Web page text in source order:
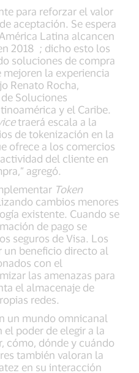
para reforzar el valor
aceptación. Se espera
Latina alcancen
2018 ; dicho esto los
soluciones de compra
la experiencia
Renato Rocha,
Soluciones
y el Caribe.
traerá escala a la
de tokenización en la
ofrece a los comercios
del cliente en
agregó.
Token
cambios menores
existente. Cuando se
de pago se
seguros de Visa. Los
un beneficio directo al
con el
las amenazas para
el almacenaje de
redes.
un mundo omnicanal
poder de elegir a la
cómo, dónde y cuándo
también valoran la
en su interacción